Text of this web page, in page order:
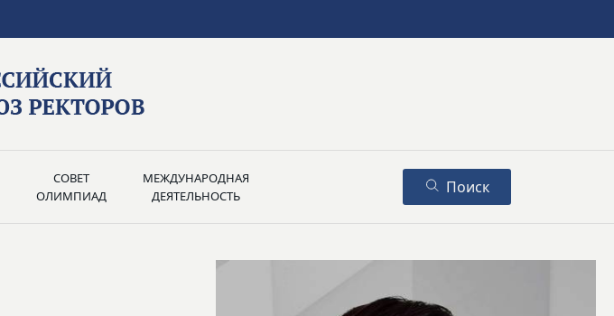
СОВЕТ
ОЛИМПИАД
МЕЖДУНАРОДНАЯ
ДЕЯТЕЛЬНОСТЬ
Поиск